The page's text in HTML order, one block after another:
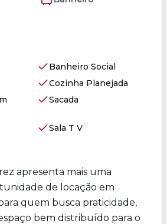
Banheiro Social
Cozinha Planejada
Sacada
Sala T V
apresenta mais uma
de locação em
quem busca praticidade,
bem distribuído para o